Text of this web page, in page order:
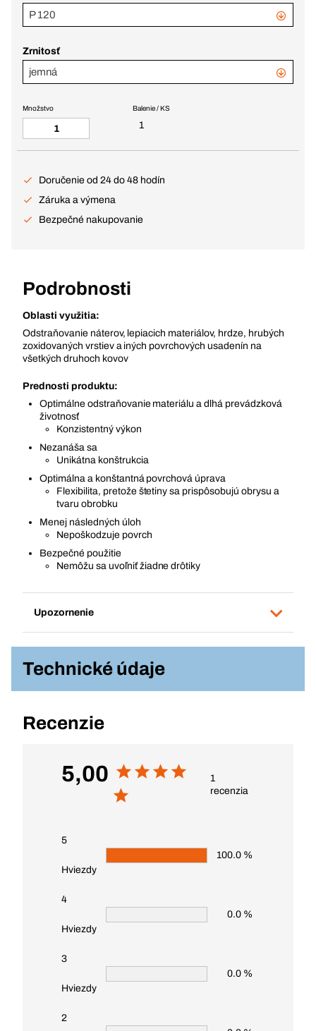
P 120
Zrnitosť
jemná
Balenie / KS
1
Množstvo
Doručenie od 24 do 48 hodín
Záruka a výmena
Bezpečné nakupovanie
Podrobnosti
Oblasti využitia:
Odstraňovanie náterov, lepiacich materiálov, hrdze, hrubých
zoxidovaných vrstiev a iných povrchových usadenín na
všetkých druhoch kovov
Prednosti produktu:
Optimálne odstraňovanie materiálu a dlhá prevádzková
životnosť
Konzistentný výkon
Nezanáša sa
Unikátna konštrukcia
Optimálna a konštantná povrchová úprava
Flexibilita, pretože štetiny sa prispôsobujú obrysu a
tvaru obrobku
Menej následných úloh
Nepoškodzuje povrch
Bezpečné použitie
Nemôžu sa uvoľniť žiadne drôtiky
Upozornenie
Technické údaje
Recenzie
5,00
1
recenzia
5
Hviezdy
100.0 %
4
Hviezdy
0.0 %
3
Hviezdy
0.0 %
2